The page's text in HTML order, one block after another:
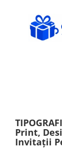
CADOURI
Brelocuri
Căni MESERII
Ceasuri
Echipamente
PRODUSE
cadouri utile,
INVITATII
Invitatii de
Cutii prajituri
Etichete
Liste asezare
Print,
Invitații